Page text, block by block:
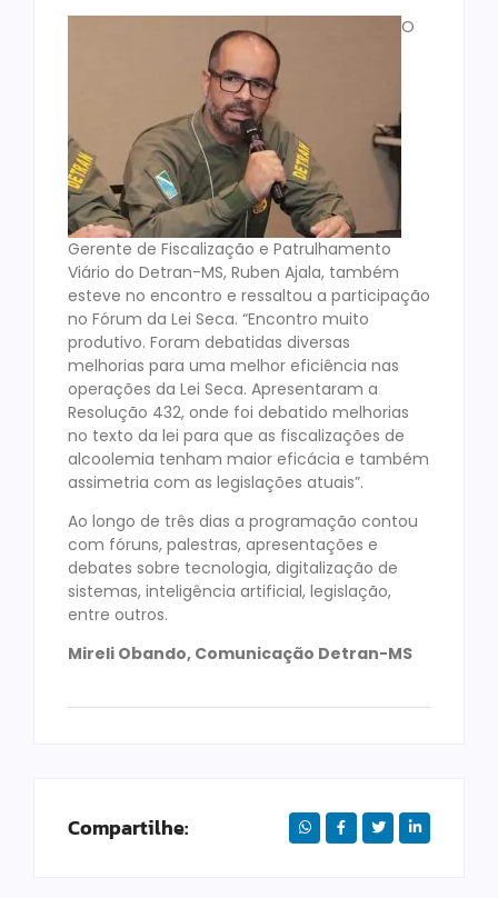
O
Gerente de Fiscalização e Patrulhamento
Viário do Detran-MS, Ruben Ajala, também
esteve no encontro e ressaltou a participação
no Fórum da Lei Seca. “Encontro muito
produtivo. Foram debatidas diversas
melhorias para uma melhor eficiência nas
operações da Lei Seca. Apresentaram a
Resolução 432, onde foi debatido melhorias
no texto da lei para que as fiscalizações de
alcoolemia tenham maior eficácia e também
assimetria com as legislações atuais”.
Ao longo de três dias a programação contou
com fóruns, palestras, apresentações e
debates sobre tecnologia, digitalização de
sistemas, inteligência artificial, legislação,
entre outros.
Mireli Obando, Comunicação Detran-MS
Compartilhe: